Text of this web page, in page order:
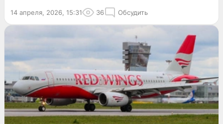
14 апреля, 2026, 15:31 36 Обсудить